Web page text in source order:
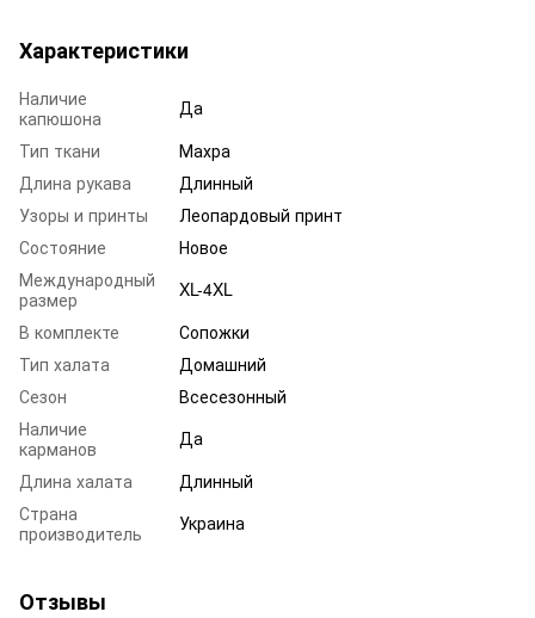
Характеристики
Наличие
капюшона
Да
Тип ткани
Махра
Длина рукава
Длинный
Узоры и принты
Леопардовый принт
Состояние
Новое
Международный
размер
XL-4XL
В комплекте
Сопожки
Тип халата
Домашний
Сезон
Всесезонный
Наличие
карманов
Да
Длина халата
Длинный
Страна
производитель
Украина
Отзывы